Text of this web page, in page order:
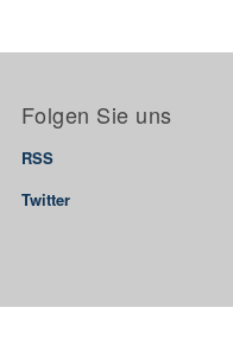
Folgen Sie uns
RSS
Twitter